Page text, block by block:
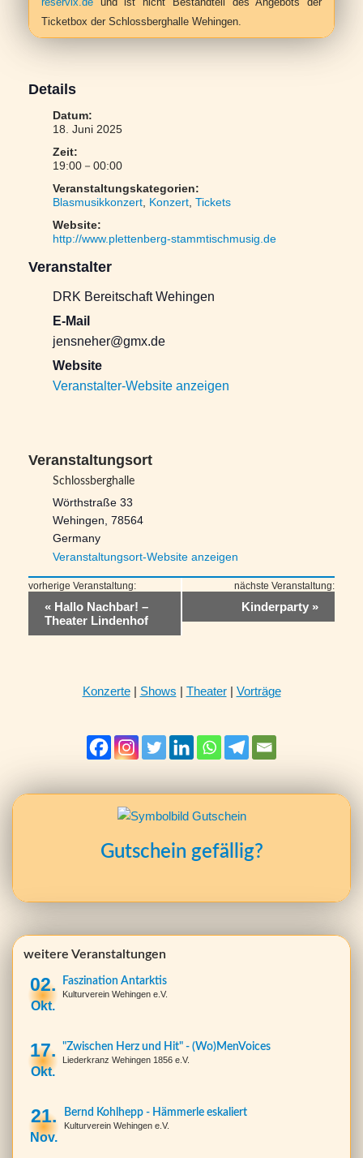
Ticketbox der Schlossberghalle Wehingen.
Details
Datum:
18. Juni 2025
Zeit:
19:00－00:00
Veranstaltungskategorien:
Blasmusikkonzert Konzert Tickets
Website:
http://www.plettenberg-stammtischmusig.de
Veranstalter
DRK Bereitschaft Wehingen
E-Mail
jensneher@gmx.de
Website
Veranstalter-Website anzeigen
Schlossberghalle
Wörthstraße 33
Wehingen 78564
Germany
Veranstaltungsort-Website anzeigen
Veranstaltung-
Navigation
« Hallo Nachbar! –
Theater Lindenhof
Kinderparty »
Konzerte| Shows | Theater| Vorträge
Gutschein gefällig?
weitere Veranstaltungen
02.
Okt.
Faszination Antarktis
Kulturverein Wehingen e.V.
17.
Okt.
"Zwischen Herz und Hit" - (Wo)MenVoices
Liederkranz Wehingen 1856 e.V.
21.
Nov.
Bernd Kohlhepp - Hämmerle eskaliert
Kulturverein Wehingen e.V.